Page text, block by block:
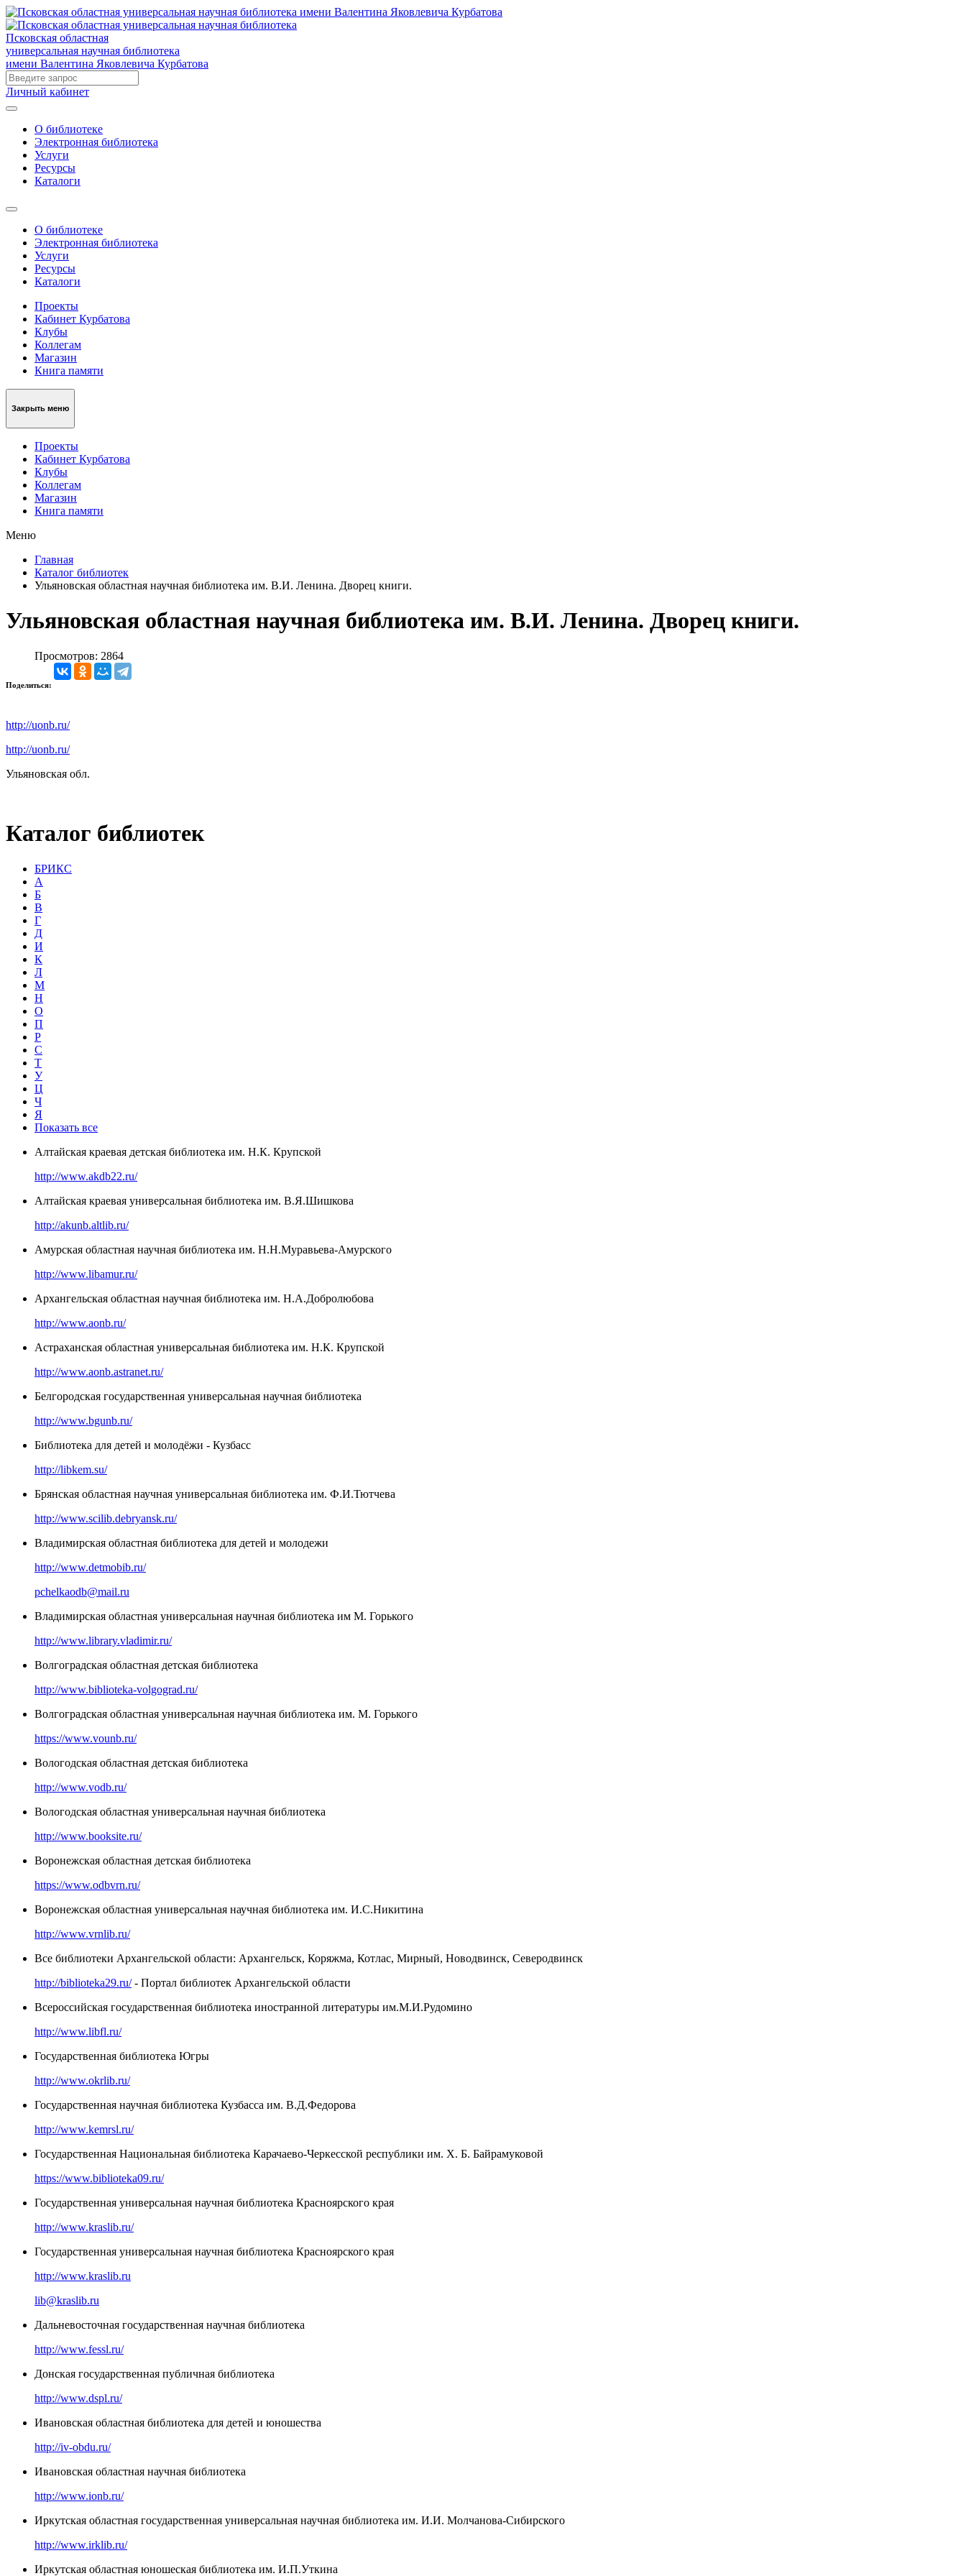
Псковская областная
универсальная научная библиотека
имени Валентина Яковлевича Курбатова
Личный кабинет
О библиотеке
Электронная библиотека
Услуги
Ресурсы
Каталоги
О библиотеке
Электронная библиотека
Услуги
Ресурсы
Каталоги
Проекты
Кабинет Курбатова
Клубы
Коллегам
Магазин
Книга памяти
Закрыть меню
Проекты
Кабинет Курбатова
Клубы
Коллегам
Магазин
Книга памяти
Меню
Главная
Каталог библиотек
Ульяновская областная научная библиотека им. В.И. Ленина. Дворец книги.
Ульяновская областная научная библиотека им. В.И. Ленина. Дворец книги.
Просмотров: 2864
Поделиться:
http://uonb.ru/
http://uonb.ru/
Ульяновская обл.
Каталог библиотек
БРИКС
А
Б
В
Г
Д
И
К
Л
М
Н
О
П
Р
С
Т
У
Ц
Ч
Я
Показать все
Алтайская краевая детская библиотека им. Н.К. Крупской
http://www.akdb22.ru/
Алтайская краевая универсальная библиотека им. В.Я.Шишкова
http://akunb.altlib.ru/
Амурская областная научная библиотека им. Н.Н.Муравьева-Амурского
http://www.libamur.ru/
Архангельская областная научная библиотека им. Н.А.Добролюбова
http://www.aonb.ru/
Астраханская областная универсальная библиотека им. Н.К. Крупской
http://www.aonb.astranet.ru/
Белгородская государственная универсальная научная библиотека
http://www.bgunb.ru/
Библиотека для детей и молодёжи - Кузбасс
http://libkem.su/
Брянская областная научная универсальная библиотека им. Ф.И.Тютчева
http://www.scilib.debryansk.ru/
Владимирская областная библиотека для детей и молодежи
http://www.detmobib.ru/
pchelkaodb@mail.ru
Владимирская областная универсальная научная библиотека им М. Горького
http://www.library.vladimir.ru/
Волгоградская областная детская библиотека
http://www.biblioteka-volgograd.ru/
Волгоградская областная универсальная научная библиотека им. М. Горького
https://www.vounb.ru/
Вологодская областная детская библиотека
http://www.vodb.ru/
Вологодская областная универсальная научная библиотека
http://www.booksite.ru/
Воронежская областная детская библиотека
https://www.odbvrn.ru/
Воронежская областная универсальная научная библиотека им. И.С.Никитина
http://www.vrnlib.ru/
Все библиотеки Архангельской области: Архангельск, Коряжма, Котлас, Мирный, Новодвинск, Северодвинск
http://biblioteka29.ru/- Портал библиотек Архангельской области
Всероссийская государственная библиотека иностранной литературы им.М.И.Рудомино
http://www.libfl.ru/
Государственная библиотека Югры
http://www.okrlib.ru/
Государственная научная библиотека Кузбасса им. В.Д.Федорова
http://www.kemrsl.ru/
Государственная Национальная библиотека Карачаево-Черкесской республики им. Х. Б. Байрамуковой
https://www.biblioteka09.ru/
Государственная универсальная научная библиотека Красноярского края
http://www.kraslib.ru/
Государственная универсальная научная библиотека Красноярского края
http://www.kraslib.ru
lib@kraslib.ru
Дальневосточная государственная научная библиотека
http://www.fessl.ru/
Донская государственная публичная библиотека
http://www.dspl.ru/
Ивановская областная библиотека для детей и юношества
http://iv-obdu.ru/
Ивановская областная научная библиотека
http://www.ionb.ru/
Иркутская областная государственная универсальная научная библиотека им. И.И. Молчанова-Сибирского
http://www.irklib.ru/
Иркутская областная юношеская библиотека им. И.П.Уткина